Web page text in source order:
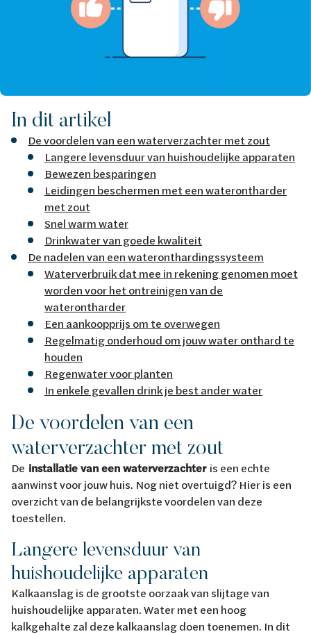
In dit artikel
De voordelen van een waterverzachter met zout
Langere levensduur van huishoudelijke apparaten
Bewezen besparingen
Leidingen beschermen met een waterontharder
met zout
Snel warm water
Drinkwater van goede kwaliteit
De nadelen van een wateronthardingssysteem
Waterverbruik dat mee in rekening genomen moet
worden voor het ontreinigen van de
waterontharder
Een aankoopprijs om te overwegen
Regelmatig onderhoud om jouw water onthard te
houden
Regenwater voor planten
In enkele gevallen drink je best ander water
De voordelen van een
waterverzachter met zout
De installatie van een waterverzachteris een echte
aanwinst voor jouw huis. Nog niet overtuigd? Hier is een
overzicht van de belangrijkste voordelen van deze
toestellen.
Langere levensduur van
huishoudelijke apparaten
Kalkaanslag is de grootste oorzaak van slijtage van
huishoudelijke apparaten. Water met een hoog
kalkgehalte zal deze kalkaanslag doen toenemen. In dit